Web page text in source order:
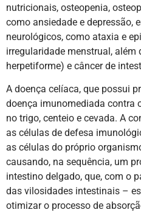
nutricionais, osteopenia,
como ansiedade e depressão,
neurológicos, como ataxia e
irregularidade menstrual, além
herpetiforme) e câncer de
A doença celíaca, que possui
doença imunomediada contra
no trigo, centeio e cevada. A
as células de defesa
as células do próprio
causando, na sequência, um
intestino delgado, que, com o
das vilosidades intestinais –
otimizar o processo de